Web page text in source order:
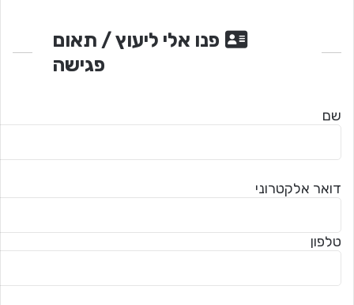
פנו אלי ליעוץ / תאום
פגישה
שם
דואר אלקטרוני
טלפון